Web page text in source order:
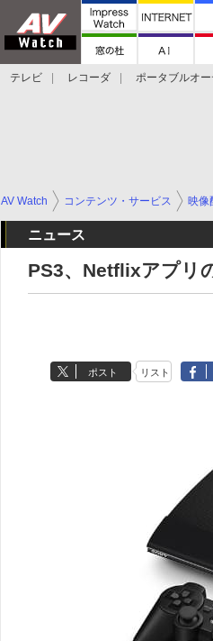
テレビ レコーダ ポータブルオー
AV Watch コンテンツ・サービス 映像
ニュース
PS3、Netflixアプリ
ポスト リスト